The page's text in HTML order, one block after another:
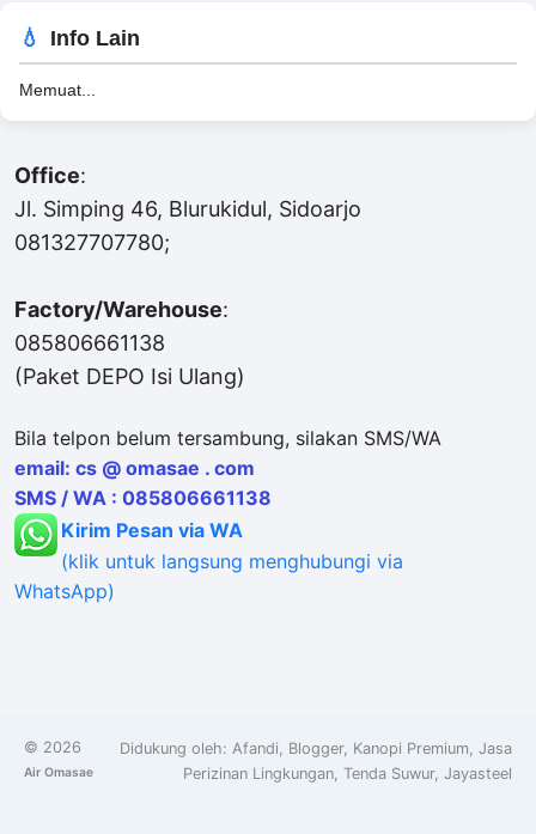
Info Lain
Memuat...
Office:
Jl. Simping 46, Blurukidul, Sidoarjo
081327707780;
Factory/Warehouse:
085806661138
(Paket DEPO Isi Ulang)
Bila telpon belum tersambung, silakan SMS/WA
email: cs @ omasae . com
SMS / WA : 085806661138
Kirim Pesan via WA
(klik untuk langsung menghubungi via
WhatsApp)
© 2026
Air Omasae
Didukung oleh: Afandi, Blogger, Kanopi Premium, Jasa
Perizinan Lingkungan, Tenda Suwur, Jayasteel